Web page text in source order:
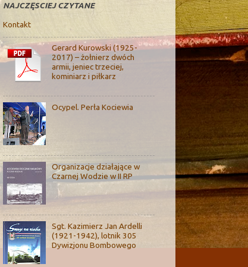
NAJCZĘSCIEJ CZYTANE
Kontakt
Gerard Kurowski (1925-
2017) – żołnierz dwóch
armii, jeniec trzeciej,
kominiarz i piłkarz
Ocypel. Perła Kociewia
Organizacje działające w
Czarnej Wodzie w II RP
Sgt. Kazimierz Jan Ardelli
(1921-1942), lotnik 305
Dywizjonu Bombowego